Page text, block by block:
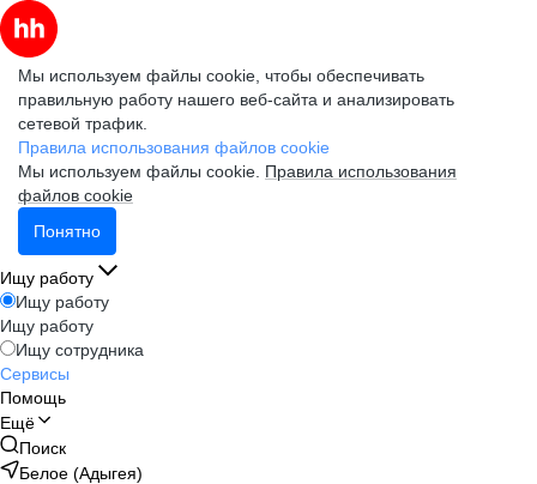
Мы используем файлы cookie, чтобы обеспечивать
правильную работу нашего веб-сайта и анализировать
сетевой трафик.
Правила использования файлов cookie
Мы используем файлы cookie. Правила использования
файлов cookie
Понятно
Ищу работу
Ищу работу
Ищу работу
Ищу сотрудника
Сервисы
Помощь
Ещё
Поиск
Белое (Адыгея)